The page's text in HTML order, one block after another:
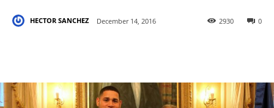
HECTOR SANCHEZ December 14, 2016 0
2930